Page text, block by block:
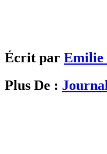
Écrit par
Plus De :